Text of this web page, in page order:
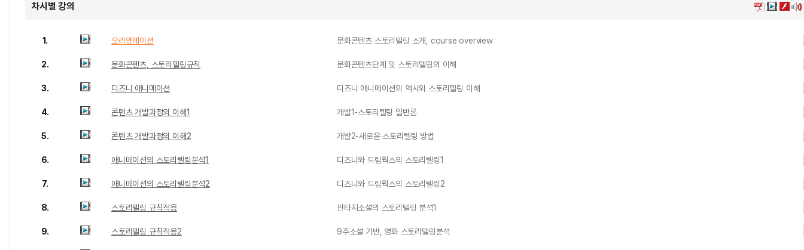
차시별 강의
1. 오리엔테이션 문화콘텐츠 스토리텔링 소개, course overview
2. 문화콘텐츠, 스토리텔링규칙 문화콘텐츠단계 및 스토리텔링의 이해
3. 디즈니 애니메이션 디즈니 애니메이션의 역사와 스토리텔링 이해
4. 콘텐츠 개발과정의 이해1 개발1-스토리텔링 일반론
5. 콘텐츠 개발과정의 이해2 개발2-새로운 스토리텔링 방법
6. 애니메이션의 스토리텔링분석1 디즈니와 드림웍스의 스토리텔링1
7. 애니메이션의 스토리텔링분석2 디즈니와 드림웍스의 스토리텔링2
8. 스토리텔링 규칙적용 판타지소설의 스토리텔링 분석1
9. 스토리텔링 규칙적용2 9주소설 기반, 영화 스토리텔링분석